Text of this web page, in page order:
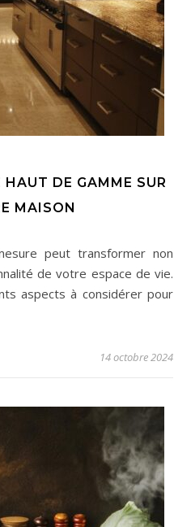
DE GAMME SUR
MAISON
peut transformer non
de votre espace de vie.
aspects à considérer pour
14 octobre 2024